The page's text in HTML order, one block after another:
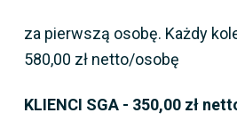
za pierwszą osobę. Każdy
580,00 zł netto/osobę
KLIENCI SGA - 350,00 zł